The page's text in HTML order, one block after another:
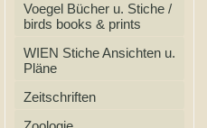
Voegel Bücher u. Stiche /
birds books & prints
WIEN Stiche Ansichten u.
Pläne
Zeitschriften